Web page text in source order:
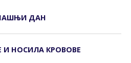
ДАН
И НОСИЛА КРОВОВЕ